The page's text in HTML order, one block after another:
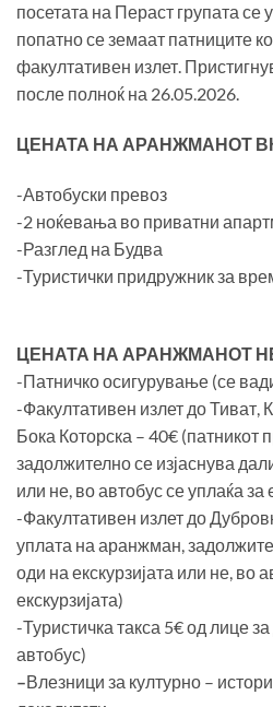
посетата на Пераст групата се
попатно се земаат патниците
факултативен излет.
после полноќ на 26.05.2026.
ЦЕНАТА НА АРАНЖМАНОТ
-Автобуски превоз
-2 ноќевања во приватни
-Разглед на Будва
-Туристички придружник за
ЦЕНАТА НА АРАНЖМАНОТ
-Патничко осигурување (се
-Факултативен излет до Тиват,
Бока Которска – 40€ (патникот
задолжително се изјаснува
или не, во автобус се уплаќа за
-Факултативен излет до
уплата на аранжман,
оди на екскурзијата или не, во
екскурзијата)
-Туристичка такса 5€ од лице
автобус)
–Влезници за културно –